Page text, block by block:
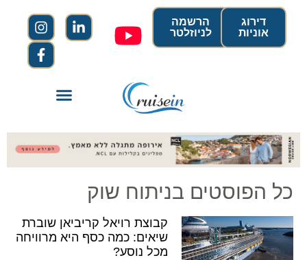
הרשמה
לניוזלטר
דירוג
אוניות
כל הפוסטים בניתוח שוק
קבוצת רויאל קריביאן שוברת
שיאים: כמה כסף היא מרוויחה
מכל נוסע?